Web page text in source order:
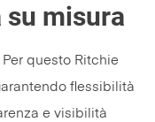
misura
questo Ritchie
flessibilità
e visibilità